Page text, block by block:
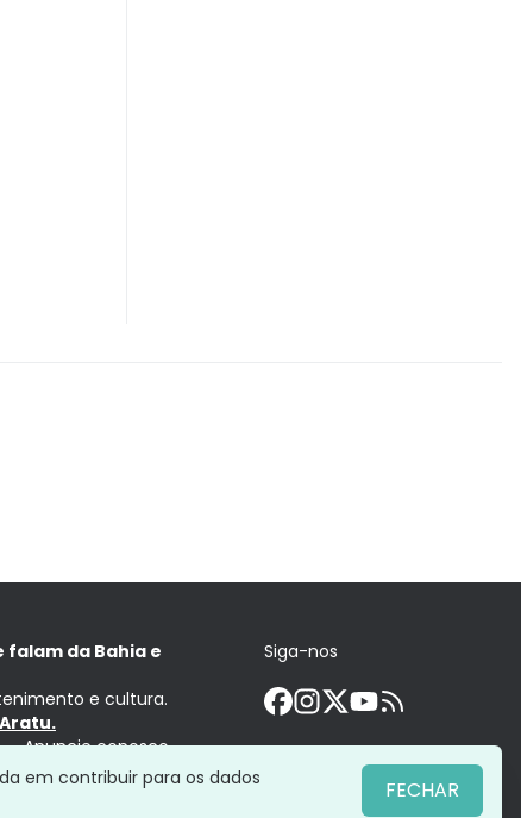
da Bahia e
e cultura.
Anuncie conosco
Siga-nos
em contribuir para os dados
FECHAR